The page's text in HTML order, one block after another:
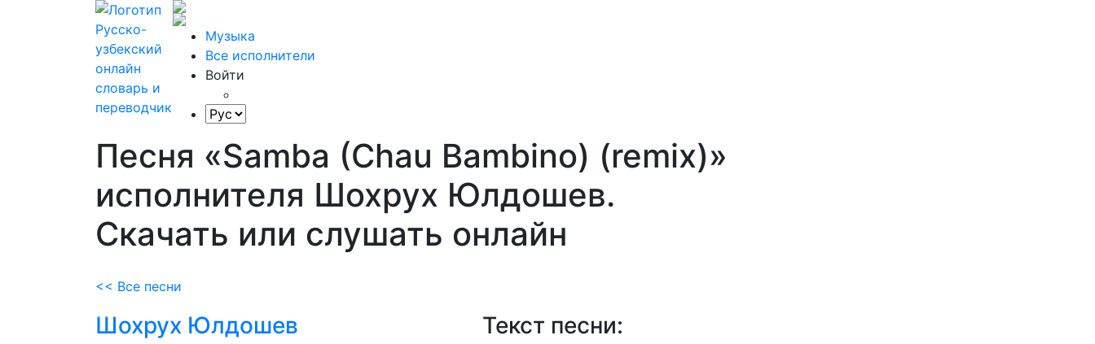
Музыка
Все исполнители
Войти
Песня «Samba (Chau Bambino) (remix)»
исполнителя Шохрух Юлдошев.
Скачать или слушать онлайн
<< Все песни
Текст песни:
Шохрух Юлдошев